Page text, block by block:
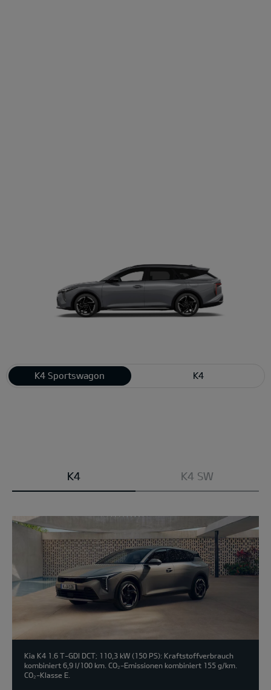
K4 Sportswagon K4
K4 K4 SW
Kia K4 1.6 T-GDI DCT; 110,3 kW (150 PS): Kraftstoffverbrauch
kombiniert 6,9 l/100 km. CO₂-Emissionen kombiniert 155 g/km.
CO₂-Klasse E.